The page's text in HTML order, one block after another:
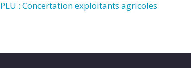
PLU : Concertation exploitants agricoles